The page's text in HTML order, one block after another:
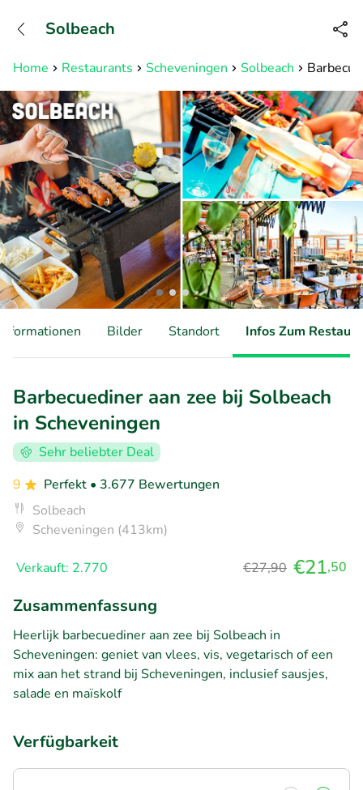
Erreichbar bis 23:00 Uhr (max
0,09€/Min)
Home Restaurants Scheveningen Solbeach
Solbeach
Informationen Bilder Standort Infos Zum
Barbecuediner aan zee bij Solbeach
in Scheveningen
Sehr beliebter Deal
9
Perfekt • 3.677 Bewertungen
Solbeach
Scheveningen (413km)
Verkauft: 2.770 €27,90 €21,50
Zusammenfassung
Heerlijk barbecuediner aan zee bij Solbeach in
Scheveningen: geniet van vlees, vis, vegetarisch of een
mix aan het strand bij Scheveningen, inclusief sausjes,
salade en maïskolf
Verfügbarkeit